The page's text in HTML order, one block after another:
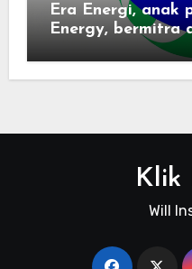
Era Energi, anak
Energy, bermitra
Zhuochuangtong
transisi energi
Klik
Will